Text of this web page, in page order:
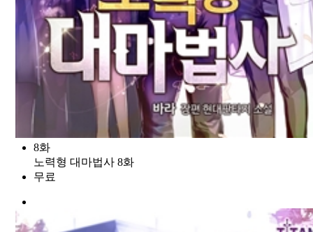
8화
노력형 대마법사 8화
무료